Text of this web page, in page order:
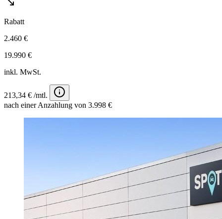
Rabatt
2.460 €
19.990 €
inkl. MwSt.
213,34 € /mtl.
nach einer Anzahlung von 3.998 €